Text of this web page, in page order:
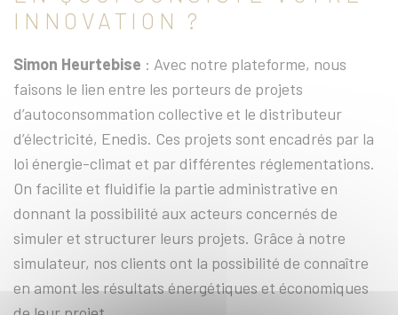
INNOVATION ?
Simon Heurtebise : Avec notre plateforme, nous
faisons le lien entre les porteurs de projets
d’autoconsommation collective et le distributeur
d’électricité, Enedis. Ces projets sont encadrés par la
loi énergie-climat et par différentes réglementations.
On facilite et fluidifie la partie administrative en
donnant la possibilité aux acteurs concernés de
simuler et structurer leurs projets. Grâce à notre
simulateur, nos clients ont la possibilité de connaître
en amont les résultats énergétiques et économiques